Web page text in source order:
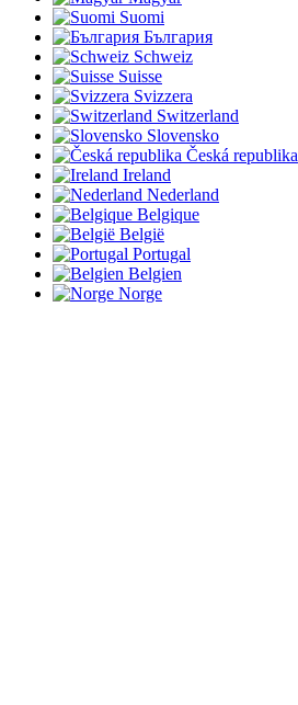
Suomi
България
Schweiz
Suisse
Svizzera
Switzerland
Slovensko
Česká republika
Ireland
Nederland
Belgique
België
Portugal
Belgien
Norge